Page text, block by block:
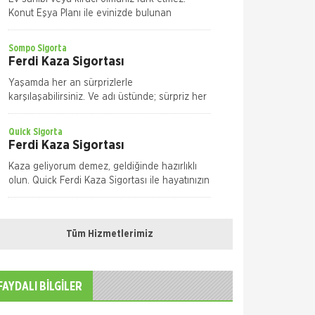
Konut Eşya Planı ile evinizde bulunan
eşyalarınızı maddi zarar ve risklere karşı size
altın
Sompo Sigorta
Ferdi Kaza Sigortası
Yaşamda her an sürprizlerle
karşılaşabilirsiniz. Ve adı üstünde; sürpriz her
seferinde tatlı olmayabilir, risk taşıyabilir. Yolda
Quick Sigorta
Ferdi Kaza Sigortası
Kaza geliyorum demez, geldiğinde hazırlıklı
olun. Quick Ferdi Kaza Sigortası ile hayatınızın
normal akışı içinde uğrayabileceğiniz pek çok
Kasko Sigortası
Dilediğiniz yere, dilediğiniz zamanda
gidebilme özgürlüğüne sahipsiniz. M
Quick Sigorta
Tüm Hizmetlerimiz
FAYDALI BİLGİLER